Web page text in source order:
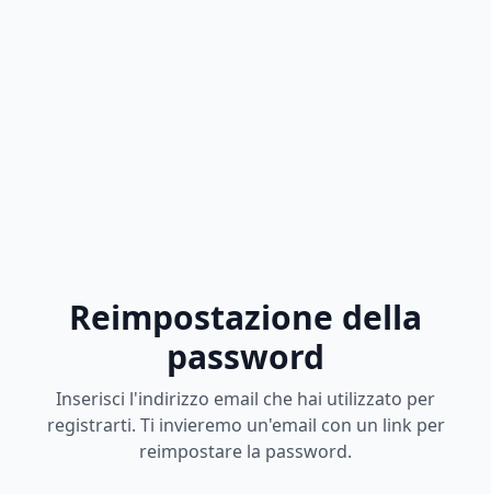
Reimpostazione della
password
Inserisci l'indirizzo email che hai utilizzato per
registrarti. Ti invieremo un'email con un link per
reimpostare la password.